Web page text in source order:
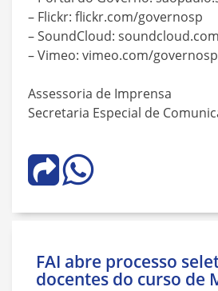
– Flickr: flickr.com/governosp
– SoundCloud:
– Vimeo: vimeo.com/governosp
Assessoria de Imprensa
Secretaria Especial de
FAI abre processo
docentes do curso de